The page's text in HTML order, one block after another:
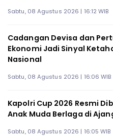
Sabtu, 08 Agustus 2026 | 16:12 WIB
Cadangan Devisa dan
Ekonomi Jadi Sinyal
Nasional
Sabtu, 08 Agustus 2026 | 16:06 WIB
Kapolri Cup 2026 Resmi
Anak Muda Berlaga di
Sabtu, 08 Agustus 2026 | 16:05 WIB